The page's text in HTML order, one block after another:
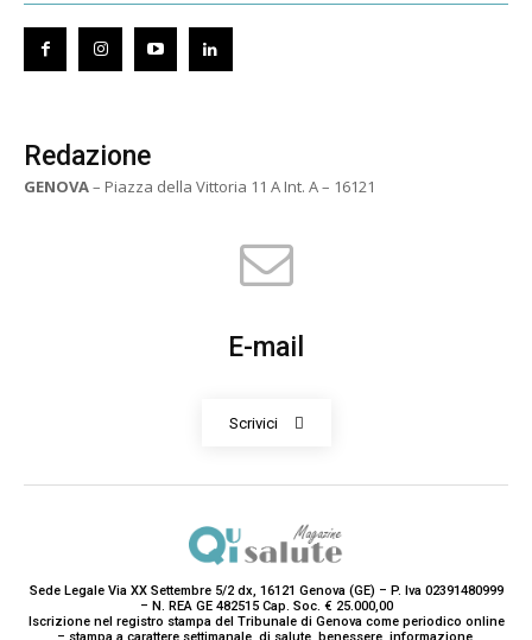
Redazione
GENOVA– Piazza della Vittoria 11 A Int. A – 16121
E-mail
Scrivici
Sede Legale Via XX Settembre 5/2 dx, 16121 Genova (GE) – P. Iva 02391480999
– N. REA GE 482515 Cap. Soc. € 25.000,00
Iscrizione nel registro stampa del Tribunale di Genova come periodico online